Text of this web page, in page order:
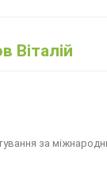
Віталій
за